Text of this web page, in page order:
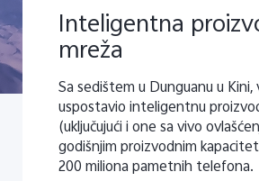
Inteligentna
mreža
Sa sedištem u Dunguanu u
uspostavio inteligentnu
(uključujući i one sa vivo
godišnjim proizvodnim
200 miliona pametnih telefona.